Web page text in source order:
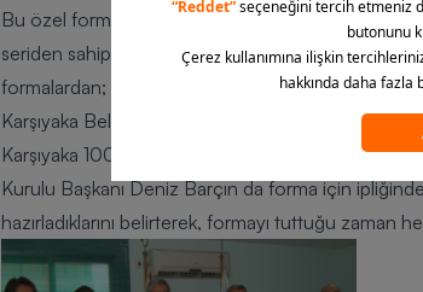
Bu özel formadan sadece 1912 adet üretilmiştir.
seriden sahip olduğu numarayı isimlerine
formalardan; ilk üretilen, Karşıyaka müzesinde
Karşıyaka Belediye Başkanı Cevat Durak’a, 12
Karşıyaka 100. Yıl Taraftar Forması tanıtımı
Kurulu Başkanı Deniz Barçın da forma için
hazırladıklarını belirterek, formayı tuttuğu zaman